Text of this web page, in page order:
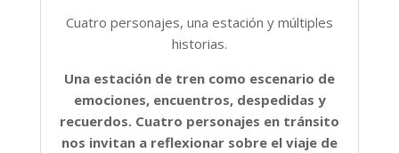
Cuatro personajes, una estación y múltiples
historias.
Una estación de tren como escenario de
emociones, encuentros, despedidas y
recuerdos. Cuatro personajes en tránsito
nos invitan a reflexionar sobre el viaje de